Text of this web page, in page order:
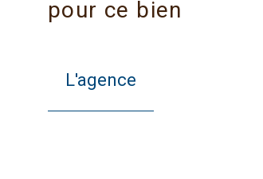
pour ce bien
L'agence